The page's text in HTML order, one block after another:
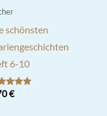
schönsten
6-10
mit
€